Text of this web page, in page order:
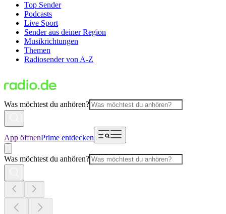
Top Sender
Podcasts
Live Sport
Sender aus deiner Region
Musikrichtungen
Themen
Radiosender von A-Z
Was möchtest du anhören?
App öffnenPrime entdecken
Was möchtest du anhören?